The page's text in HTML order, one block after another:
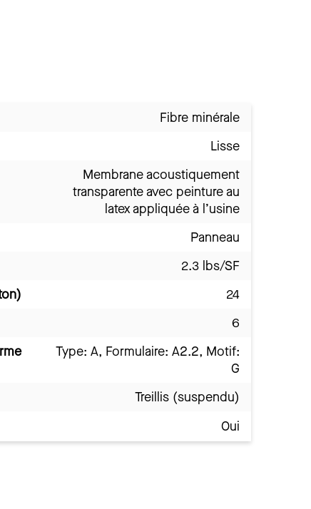
Fibre minérale
Lisse
Membrane acoustiquement
transparente avec peinture au
latex appliquée à l’usine
Panneau
2.3 lbs/SF
24
6
Type: A, Formulaire: A2.2, Motif:
G
Treillis (suspendu)
Oui